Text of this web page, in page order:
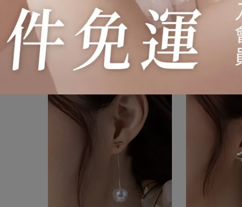
星光舞會耳環
NT$780
海灘戀人耳環
NT$290
NT$380